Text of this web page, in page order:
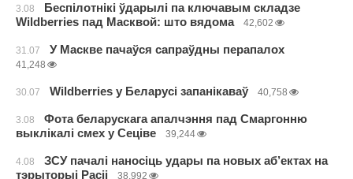
3.08
Беспілотнікі ўдарылі па ключавым складзе
Wildberries пад Масквой: што вядома
42,602
31.07 У Маскве пачаўся сапраўдны перапалох
41,248
30.07 Wildberries у Беларусі запанікаваў 40,758
3.08
Фота беларускага апалчэння пад Смаргонню
выклікалі смех у Сеціве
39,244
4.08
ЗСУ пачалі наносіць удары па новых аб’ектах на
тэрыторыі Расіі
38,992